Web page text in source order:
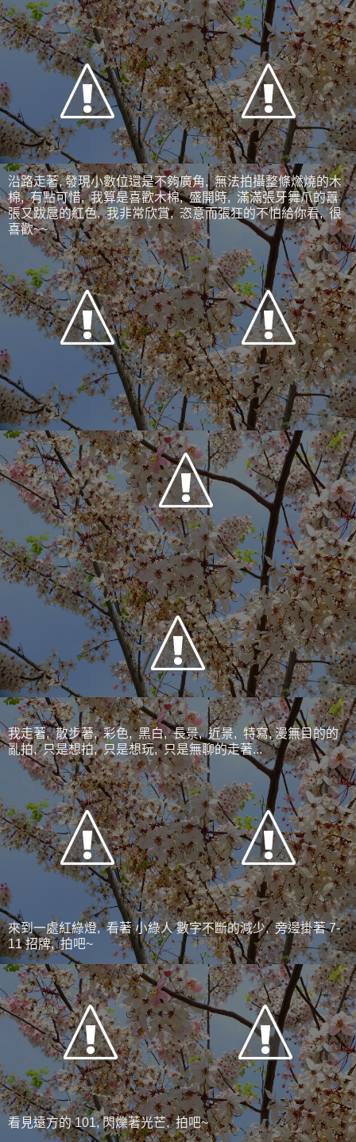
沿路走著, 發現小數位還是不夠廣角, 無法拍攝整條燃燒的木
棉, 有點可惜, 我算是喜歡木棉, 盛開時, 滿滿張牙舞爪的囂
張又跋扈的紅色, 我非常欣賞, 恣意而張狂的不怕給你看, 很
喜歡~~
我走著, 散步著, 彩色, 黑白, 長景, 近景, 特寫, 漫無目的的
亂拍, 只是想拍, 只是想玩, 只是無聊的走著...
來到一處紅綠燈, 看著 小綠人 數字不斷的減少, 旁邊掛著 7-
11 招牌, 拍吧~
看見遠方的 101, 閃爍著光芒, 拍吧~